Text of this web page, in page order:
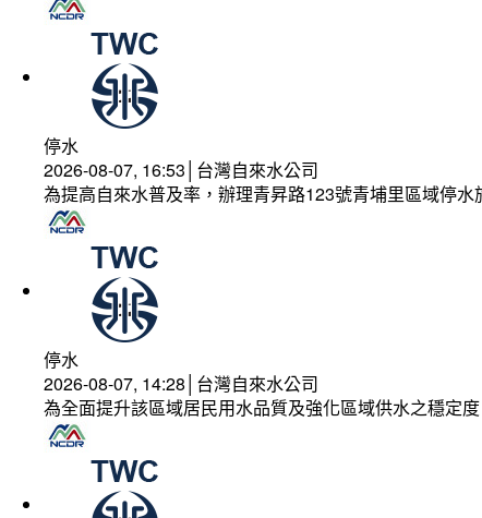
停水
2026-08-07, 16:53│台灣自來水公司
為提高自來水普及率，辦理青昇路123號青埔里區域停水
停水
2026-08-07, 14:28│台灣自來水公司
為全面提升該區域居民用水品質及強化區域供水之穩定